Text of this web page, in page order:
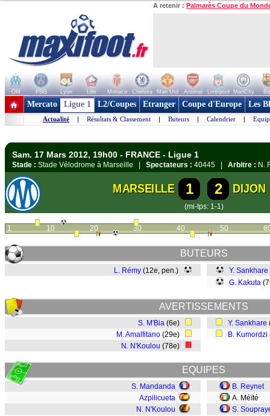
A retenir : Palmarès Coupe du
OM PSG Lyon Lille Monaco Chelsea Man Utd Arsenal Liverpool ManCity
+ de clubs
Mercato Ligue 1 L2/Coupes Etranger Coupe d'Europe Les
Actualité | Résultats & Classement | Buteurs | Calendrier |
Sam. 17 Mars 2012, 19h00 - FRANCE - Ligue 1
Stade : Stade Vélodrome à Marseille | Spectateurs : 40445 | Arbitre : N.
MARSEILLE 1 2 DIJON
(mi-tps: 1-1)
1 10 20 30 40 50
BUTEURS
L. Rémy (12e, pen.) Y. Sankhare
G. Kakuta
AVERTISSEMENTS
S. M'Bia (6e)
M. Amalfitano (29e)
N. N'Koulou (78e)
Y. Sankhare
B. Kumordzi
EQUIPES
S. Mandanda
Azpilicueta
N. N'Koulou
B. Reynet
A. Méïté
S.